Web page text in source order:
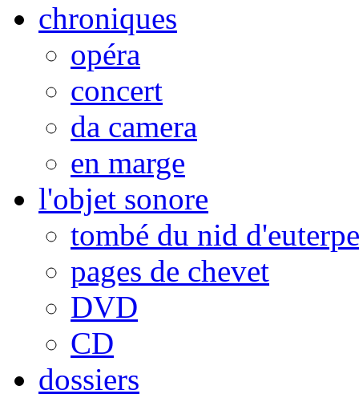
chroniques
opéra
concert
da camera
en marge
l'objet sonore
tombé du nid d'euterpe
pages de chevet
DVD
CD
dossiers